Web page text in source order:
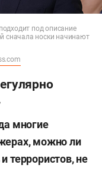
под описание
сначала носки начинают
многие
можно ли
террористов, не